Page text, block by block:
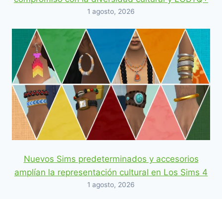
1 agosto, 2026
Nuevos Sims predeterminados y accesorios
amplían la representación cultural en Los Sims 4
1 agosto, 2026